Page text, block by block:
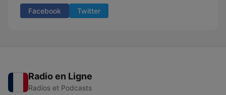
Facebook Twitter
Radio en Ligne
Radios et Podcasts